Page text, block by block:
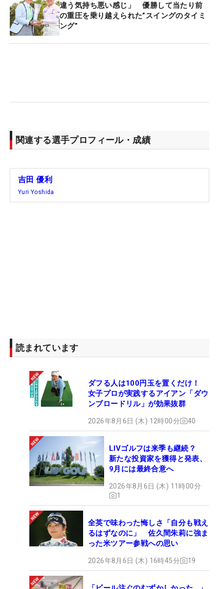
ルだと思う。いつも練習してるのを見たり、たまに
練習ラウンドで一緒になるときに見てるんですけ
ど、なんでこんな（クラブの）使い方ができるんだ
もとロフトは9.5度だったが、「昨年の夏頃から連戦
ました」（同担当者）。フェアウェイキープ率は
そして、それに合わせるシャフトは、2023年に「ワ
ールドレディスチャンピオンシップ サロンパスカッ
またアイアンは、昨年6月の「KPMG全米女子プロ選
デル『241CB』を使用している。20球ほど打ってす
ぐに投入を決め、「抜けがいい」というお気に入り
のクラブになっている。
今大会は高速かつ起伏の読みづらいグリーンに苦し
む選手が多いなか、吉田の平均パットは「26.00」
で全体1位を記録した。もともとパター巧者なのは
言うまでもないが、2位の「27.33」に大差をつけて
いる。握っていたのはオデッセイのパター『ジラフ
ビームDW』。最も難しい17番を3日とも1パットの
パーで切り抜けるなど勝負所で冴え、3パットは最
終日の3番のわずか1つだった。
【吉田優利の優勝セッティング】
1W：ブリヂストン B1ST（10.5度／スピーダーNX
グリーン 50S）
違う気持ち悪い感じ」 優勝して当たり前
の重圧を乗り越えられた”スイングのタイミ
ング”
関連する選手プロフィール・成績
吉田 優利
Yuri Yoshida
読まれています
ダフる人は100円玉を置くだけ！
女子プロが実践するアイアン「ダウ
ンブロードリル」が効果抜群
2026年8月6日 (木) 12時00分 40
LIVゴルフは来季も継続？
新たな投資家を獲得と発表、
9月には最終合意へ
2026年8月6日 (木) 11時00分
1
全英で味わった悔しさ「自分も戦え
るはずなのに」 佐久間朱莉に強ま
った米ツアー参戦への思い
2026年8月6日 (木) 16時45分 19